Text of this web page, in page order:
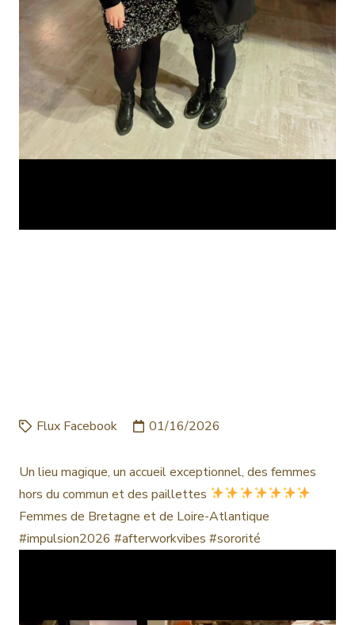
Flux Facebook 01/16/2026
Un lieu magique, un accueil exceptionnel, des femmes
hors du commun et des paillettes
Femmes de Bretagne et de Loire-Atlantique
#impulsion2026 #afterworkvibes #sororité